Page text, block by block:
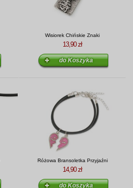
Wisiorek Chińskie Znaki
13,90 zł
Różowa Bransoletka Przyjaźni
14,90 zł